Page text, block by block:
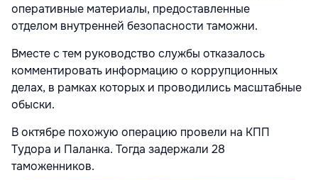
оперативные материалы, предоставленные
отделом внутренней безопасности таможни.
Вместе с тем руководство службы отказалось
комментировать информацию о коррупционных
делах, в рамках которых и проводились масштабные
обыски.
В октябре похожую операцию провели на КПП
Тудора и Паланка. Тогда задержали 28
таможенников.